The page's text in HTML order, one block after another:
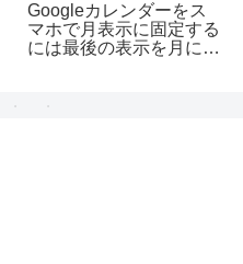
Googleカレンダーをス
マホで月表示に固定する
には最後の表示を月にそ